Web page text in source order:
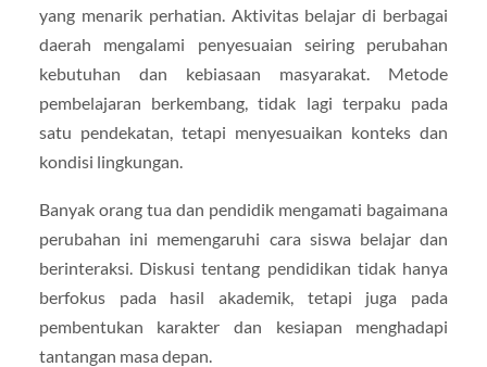
yang menarik perhatian. Aktivitas belajar di berbagai
daerah mengalami penyesuaian seiring perubahan
kebutuhan dan kebiasaan masyarakat. Metode
pembelajaran berkembang, tidak lagi terpaku pada
satu pendekatan, tetapi menyesuaikan konteks dan
kondisi lingkungan.
Banyak orang tua dan pendidik mengamati bagaimana
perubahan ini memengaruhi cara siswa belajar dan
berinteraksi. Diskusi tentang pendidikan tidak hanya
berfokus pada hasil akademik, tetapi juga pada
pembentukan karakter dan kesiapan menghadapi
tantangan masa depan.